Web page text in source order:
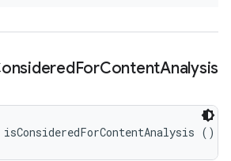
ForContentAnalysis
()